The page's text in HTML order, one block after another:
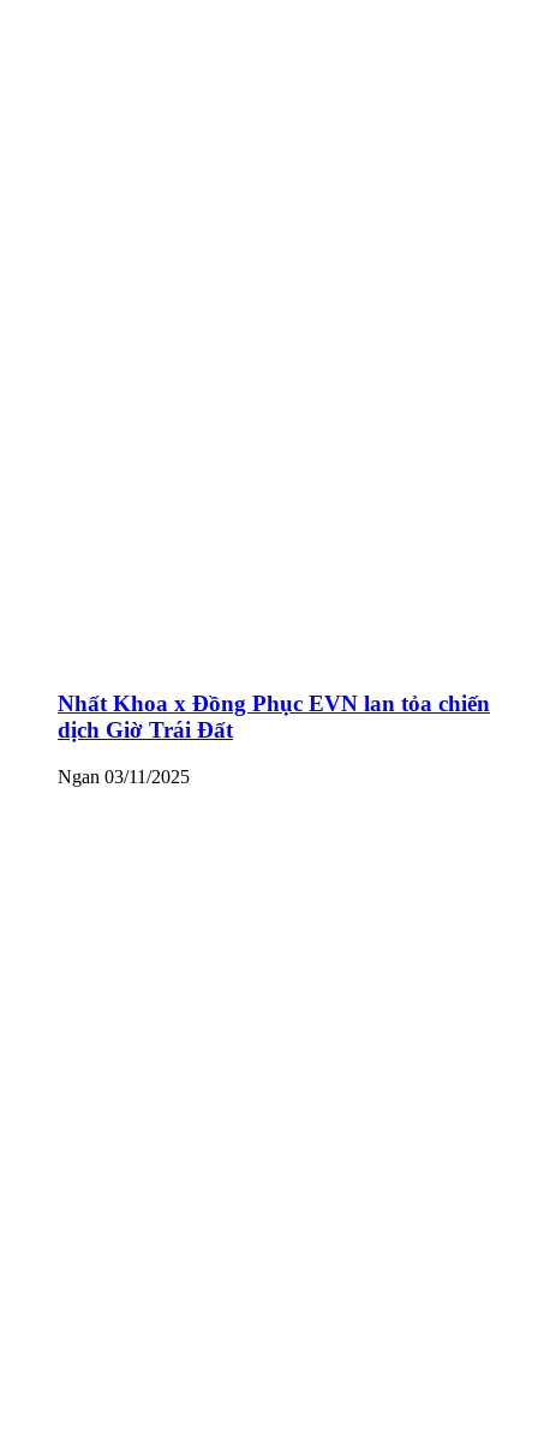
Nhất Khoa x Đồng Phục EVN lan tỏa chiến
dịch Giờ Trái Đất
Ngan 03/11/2025